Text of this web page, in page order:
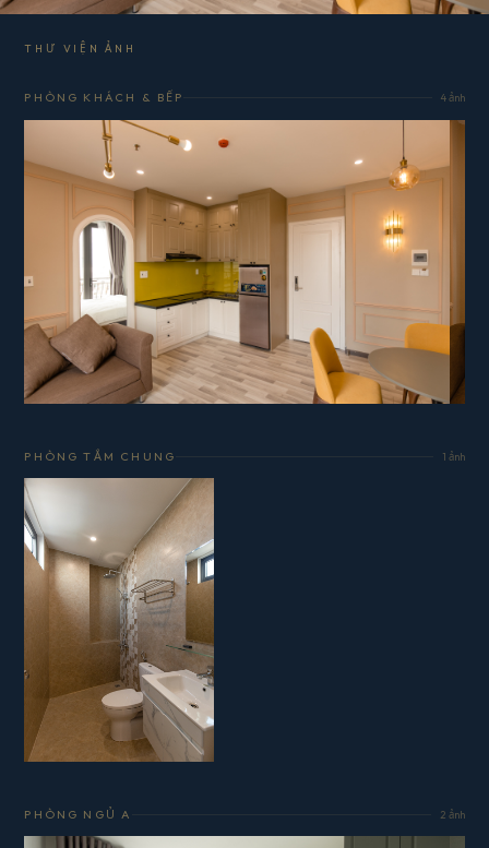
THƯ VIỆN ẢNH
PHÒNG KHÁCH & BẾP 4 ảnh
PHÒNG TẮM CHUNG 1 ảnh
PHÒNG NGỦ A 2 ảnh